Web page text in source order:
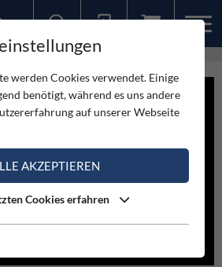
solo in Marilyn Manson (WI 7, 280 m)
werden Cookies verwendet. Einige
benötigt, während es uns andere
auf unserer Webseite
AKZEPTIEREN
Cookies erfahren